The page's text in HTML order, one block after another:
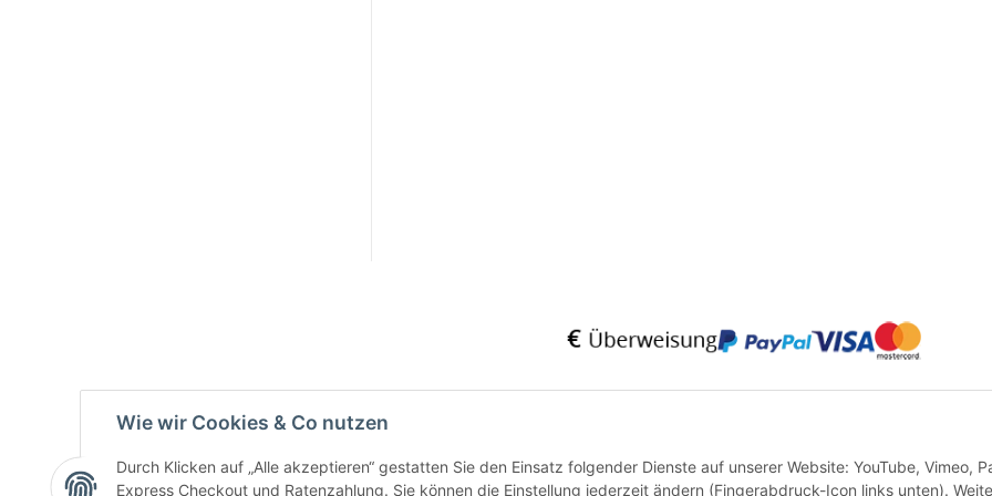
Wie wir Cookies & Co nutzen
Durch Klicken auf „Alle akzeptieren“ gestatten Sie den Einsatz folgender Dienste auf unserer Website: YouTube, Vimeo,
Express Checkout und Ratenzahlung. Sie können die Einstellung jederzeit ändern (Fingerabdruck-Icon links unten).
VERTRAG WIDERRUFEN